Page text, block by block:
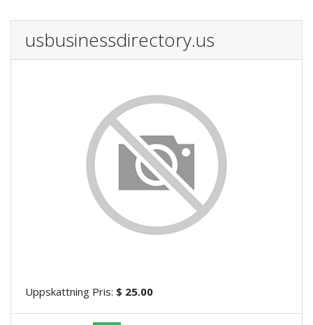
usbusinessdirectory.us
Uppskattning Pris: $ 25.00